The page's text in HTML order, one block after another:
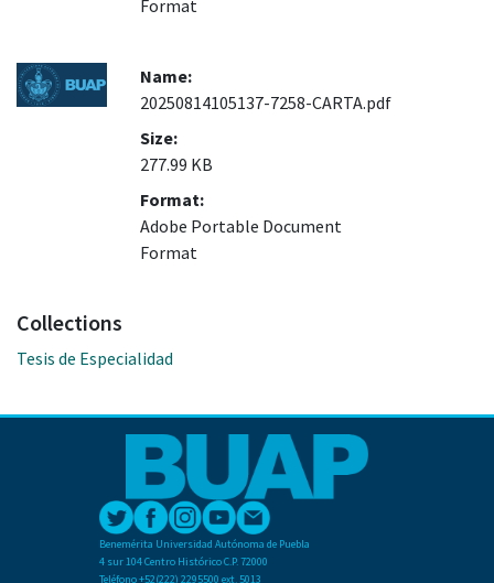
Format
Name:
20250814105137-7258-CARTA.pdf
Size:
277.99 KB
Format:
Adobe Portable Document
Format
Collections
Tesis de Especialidad
Benemérita Universidad Autónoma de Puebla
4 sur 104 Centro Histórico C.P. 72000
Teléfono +52(222) 2295500 ext. 5013